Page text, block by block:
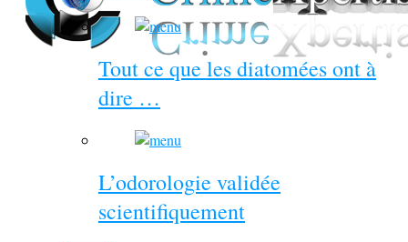
Tout ce que les diatomées ont à
dire …
L’odorologie validée
scientifiquement